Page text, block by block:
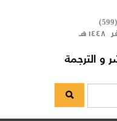
599
)
و الترجمة